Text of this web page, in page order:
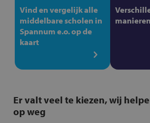
Vind en vergelijk alle
middelbare scholen in
Spannum e.o. op de
kaart
Er valt veel te kiezen, wij
op weg